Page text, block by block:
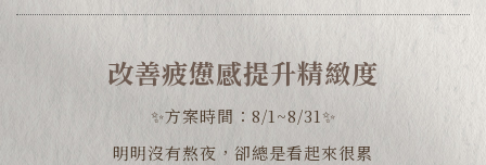
改善疲憊感提升精緻度
✨方案時間：8/1~8/31✨
明明沒有熬夜，卻總是看起來很累